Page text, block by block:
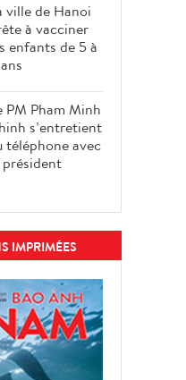
ville de Hanoi
à vacciner
enfants de 5 à
ans
PM Pham Minh
s’entretient
téléphone avec
président
IMPRIMÉES